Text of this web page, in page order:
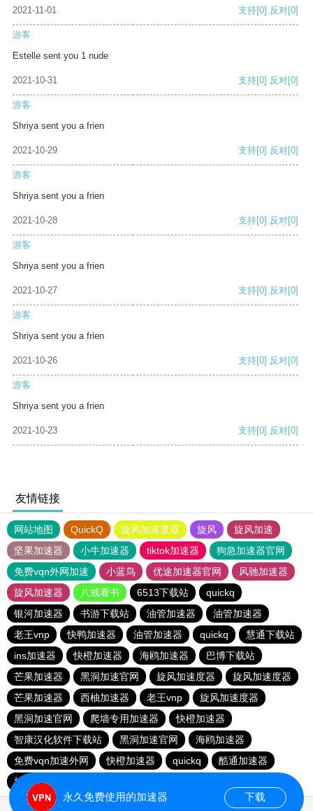
2021-11-01 支持[0] 反对[0]
游客
Estelle sent you 1 nude
2021-10-31 支持[0] 反对[0]
游客
Shriya sent you a frien
2021-10-29 支持[0] 反对[0]
游客
Shriya sent you a frien
2021-10-28 支持[0] 反对[0]
游客
Shriya sent you a frien
2021-10-27 支持[0] 反对[0]
游客
Shriya sent you a frien
2021-10-26 支持[0] 反对[0]
游客
Shriya sent you a frien
2021-10-23 支持[0] 反对[0]
友情链接
网站地图 QuickQ 旋风加速度器 旋风
旋风加速
坚果加速器
小牛加速器 tiktok加速器
狗急加速器官网
免费vqn外网加速
小蓝鸟 优途加速器官网
风驰加速器
旋风加速器
八戒看书 6513下载站
quickq
银河加速器
书游下载站 油管加速器
油管加速器
老王vnp
快鸭加速器 油管加速器 quickq
慧通下载站
ins加速器
快橙加速器 海鸥加速器
巴博下载站
芒果加速器
黑洞加速官网 旋风加速度器
旋风加速度器
芒果加速器
西柚加速器 老王vnp
旋风加速度器
黑洞加速官网
爬墙专用加速器
快橙加速器
智康汉化软件下载站
黑洞加速官网
海鸥加速器
免费vqn加速外网
快橙加速器 quickq
酷通加速器
旋风加速度器
永久免费使用的加速器 下载